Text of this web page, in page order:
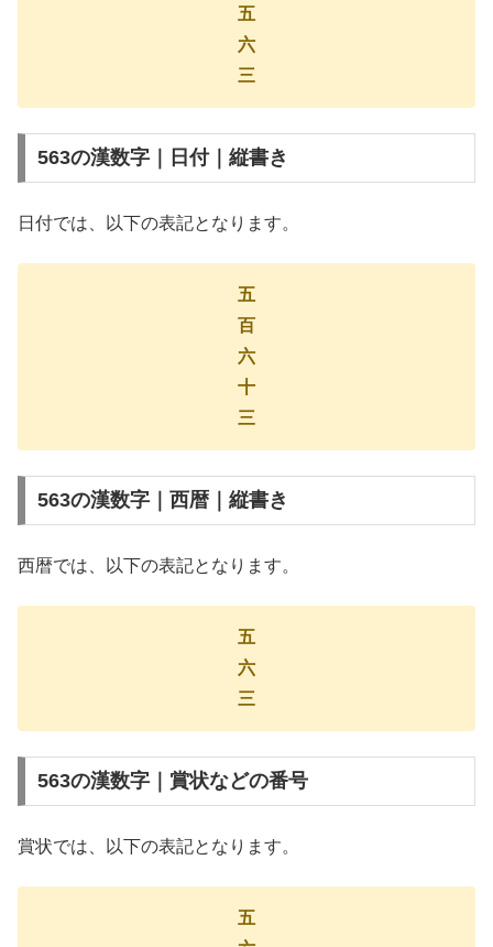
五
六
三
563の漢数字｜日付｜縦書き
日付では、以下の表記となります。
五
百
六
十
三
563の漢数字｜西暦｜縦書き
西暦では、以下の表記となります。
五
六
三
563の漢数字｜賞状などの番号
賞状では、以下の表記となります。
五